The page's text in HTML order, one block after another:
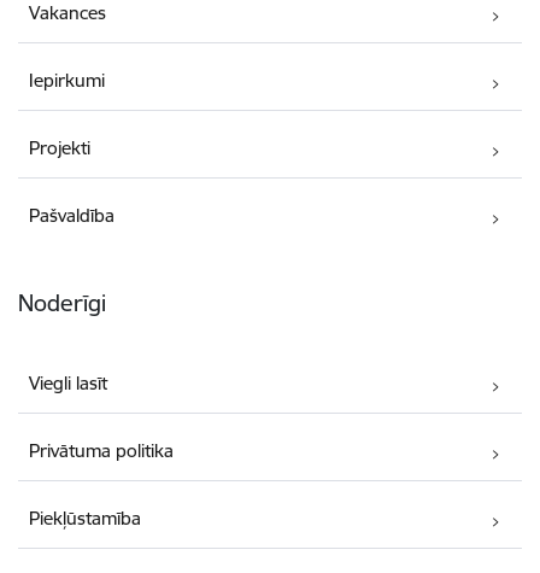
Vakances
Iepirkumi
Projekti
Pašvaldība
Noderīgi
Viegli lasīt
Privātuma politika
Piekļūstamība